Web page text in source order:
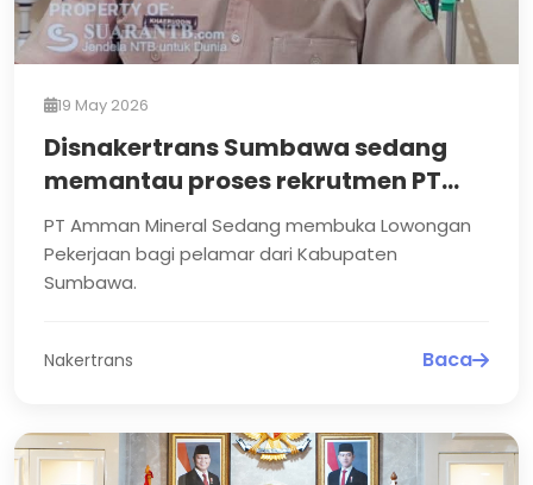
19 May 2026
Disnakertrans Sumbawa sedang
memantau proses rekrutmen PT
AMMAN
PT Amman Mineral Sedang membuka Lowongan
Pekerjaan bagi pelamar dari Kabupaten
Sumbawa.
Nakertrans Baca